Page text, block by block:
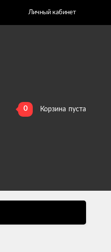
Личный кабинет
0 Корзина пуста